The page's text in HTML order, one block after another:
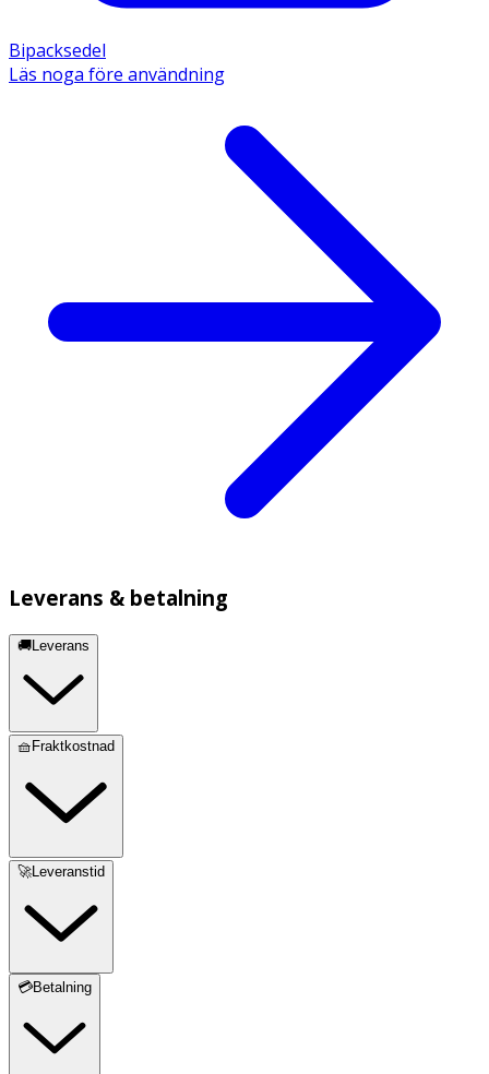
Bipacksedel
Läs noga före användning
Leverans & betalning
🚚Leverans
🧺Fraktkostnad
🚀Leveranstid
💳Betalning